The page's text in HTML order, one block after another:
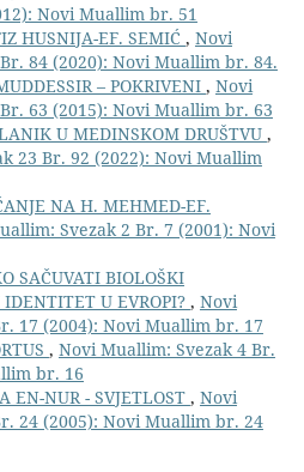
Novi Muallim br. 51
HUSNIJA-EF. SEMIĆ , Novi
84 (2020): Novi Muallim br. 84.
– POKRIVENI , Novi
63 (2015): Novi Muallim br. 63
U MEDINSKOM DRUŠTVU ,
23 Br. 92 (2022): Novi Muallim
NA H. MEHMED-EF.
Svezak 2 Br. 7 (2001): Novi
SAČUVATI BIOLOŠKI
U EVROPI? , Novi
17 (2004): Novi Muallim br. 17
, Novi Muallim: Svezak 4 Br.
br. 16
EN-NUR - SVJETLOST , Novi
24 (2005): Novi Muallim br. 24